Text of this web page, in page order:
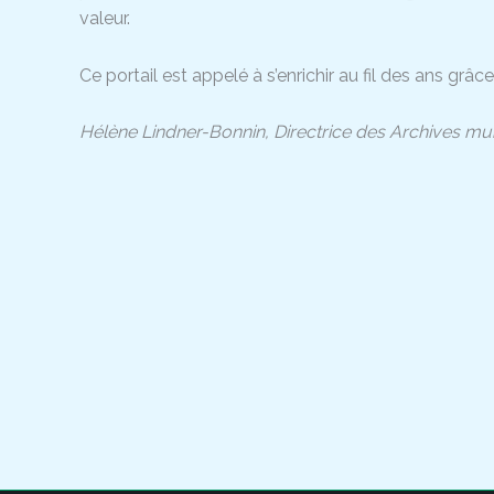
valeur.
Ce portail est appelé à s’enrichir au fil des ans
Hélène Lindner-Bonnin, Directrice des Archives